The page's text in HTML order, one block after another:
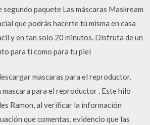
paquete Las máscaras Maskream
que podrás hacerte tú misma en casa
y en tan solo 20 minutos. Disfruta de un
para ti como para tu piel
mascaras para el reproductor.
para el reproductor . Este hilo
Ramon, al verificar la información
que comentas, evidencio que las